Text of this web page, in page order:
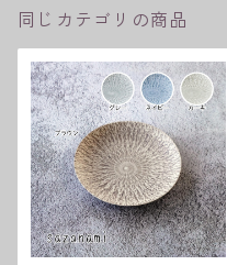
同じカテゴリの商品